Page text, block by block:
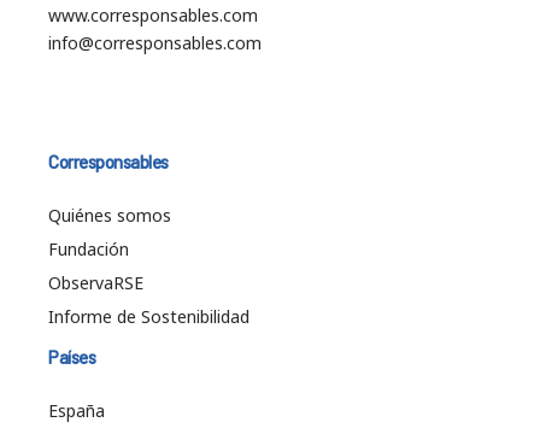
www.corresponsables.com
info@corresponsables.com
Corresponsables
Quiénes somos
Fundación
ObservaRSE
Informe de Sostenibilidad
Países
España